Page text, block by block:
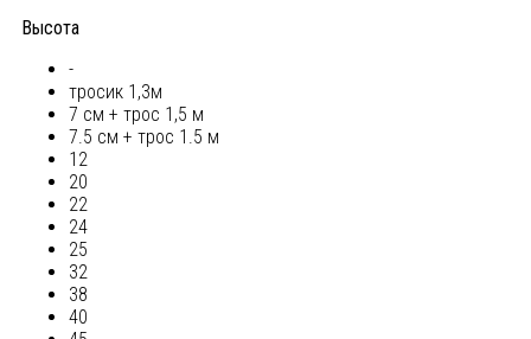
Высота
-
тросик 1,3м
7 см + трос 1,5 м
7.5 см + трос 1.5 м
12
20
22
24
25
32
38
40